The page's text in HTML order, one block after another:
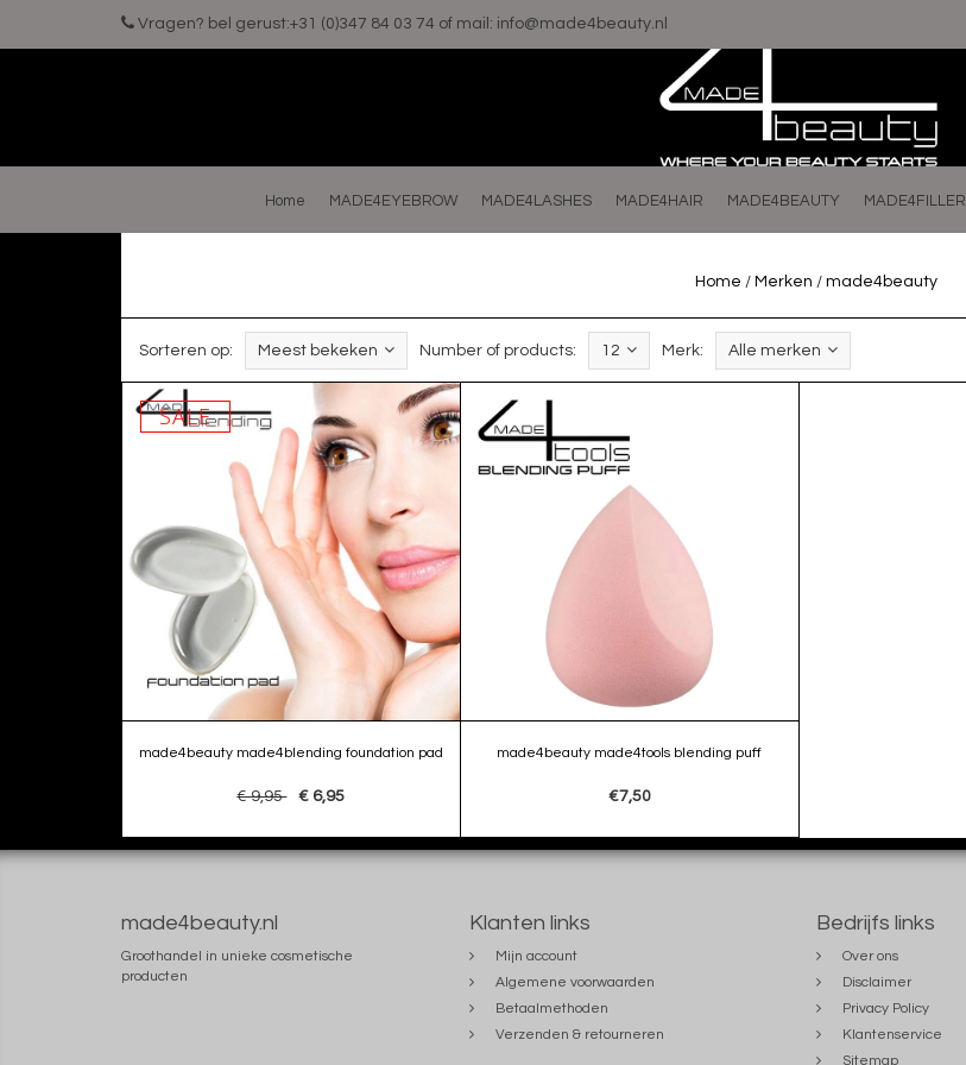
Vragen? bel gerust:+31 (0)347 84 03 74 of mail: info@made4beauty.nl
Home MADE4EYEBROW MADE4LASHES MADE4HAIR MADE4BEAUTY MADE4FILLER
Home / Merken / made4beauty
Sorteren op: Meest bekeken Number of products: 12 Merk: Alle merken
SALE
made4beauty made4blending foundation pad
€ 9,95 € 6,95
made4beauty made4tools blending puff
€7,50
made4beauty.nl
Groothandel in unieke cosmetische
producten
Klanten links
Mijn account
Algemene voorwaarden
Betaalmethoden
Verzenden & retourneren
Bedrijfs links
Over ons
Disclaimer
Privacy Policy
Klantenservice
Sitemap